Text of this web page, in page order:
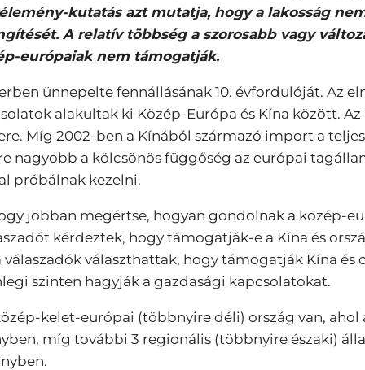
kutatás azt mutatja, hogy a lakosság
A relatív többség a szorosabb vagy
európaiak nem támogatják.
ünnepelte fennállásának 10. évfordulóját. Az
alakultak ki Közép-Európa és Kína között.
Míg 2002-ben a Kínából származó import a
nagyobb a kölcsönös függőség az európai
próbálnak kezelni.
jobban megértse, hogyan gondolnak a közép-
kérdeztek, hogy támogatják-e a Kína és
választhattak, hogy támogatják Kína és
szinten hagyják a gazdasági kapcsolatokat.
kelet-európai (többnyire déli) ország van, ahol
míg további 3 regionális (többnyire északi)